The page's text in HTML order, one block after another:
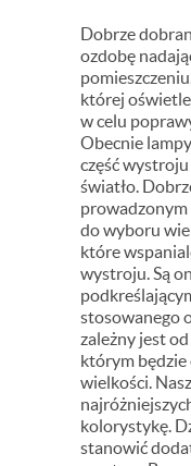
Dobrze
ozdobę
której
w celu
Obecnie
część
światło.
prowadzonym
do wyboru
które
wystroju. Są
stosowanego
zależny jest
którym będzie
wielkości.
kolorystykę.
stanowić